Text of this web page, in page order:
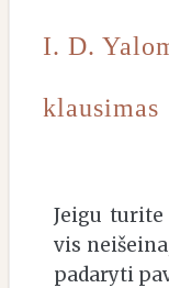
I. D.
klausimas
Jeigu
vis
padaryti